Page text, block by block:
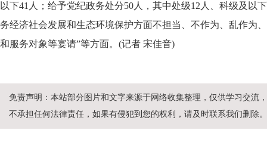
以下41人；给予党纪政务处分50人，其中处级12人、科级及以
务经济社会发展和生态环境保护方面不担当、不作为、乱作为
和服务对象等宴请”等方面。 (记者 宋佳音)
免责声明：本站部分图片和文字来源于网络收集整理，仅供学习交流
不承担任何法律责任，如果有侵犯到您的权利，请及时联系我们删除。